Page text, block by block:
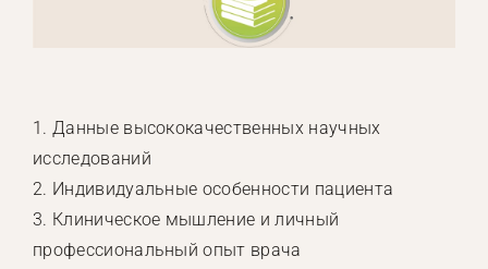
1. Данные высококачественных научных
исследований
2. Индивидуальные особенности пациента
3. Клиническое мышление и личный
профессиональный опыт врача